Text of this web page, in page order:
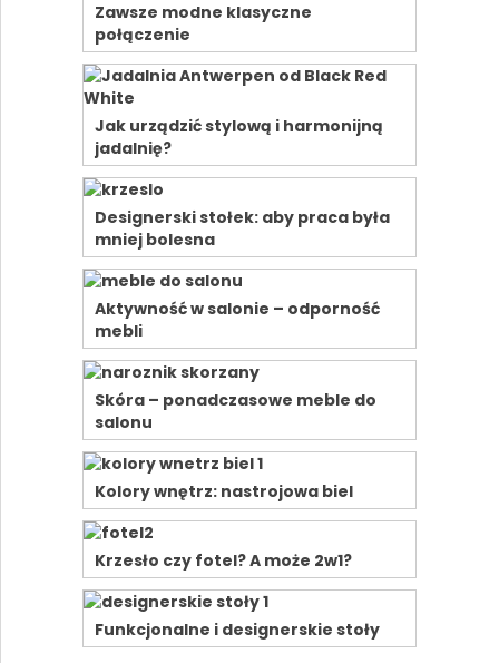
Zawsze modne klasyczne
połączenie
Jak urządzić stylową i harmonijną
jadalnię?
Designerski stołek: aby praca była
mniej bolesna
Aktywność w salonie – odporność
mebli
Skóra – ponadczasowe meble do
salonu
Kolory wnętrz: nastrojowa biel
Krzesło czy fotel? A może 2w1?
Funkcjonalne i designerskie stoły